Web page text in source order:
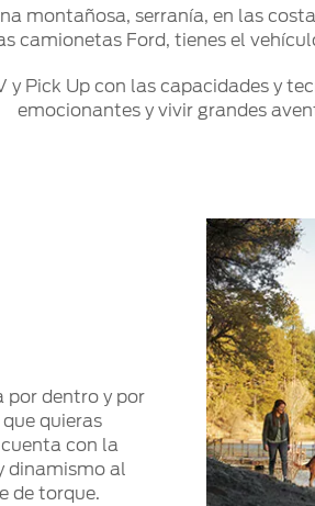
montañosa, serranía, en las
camionetas Ford, tienes el
Pick Up con las capacidades y
emocionantes y vivir grandes
por dentro y por
quieras
con la
dinamismo al
de torque.